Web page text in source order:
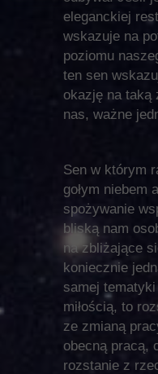
eleganckiej
wskazuje na
poziomu
ten sen
okazję na taką
nas, ważne
Sen w którym
gołym niebem
spożywanie
bliską nam
na zbliżające
koniecznie
samej
miłością, to
ze zmianą
obecną pracą,
rozstanie z